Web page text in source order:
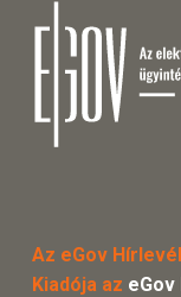
Az eGov
Kiadója az eGov